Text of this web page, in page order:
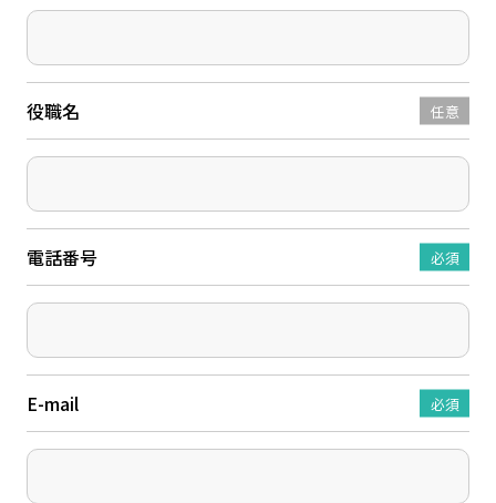
役職名 任意
電話番号 必須
E-mail 必須